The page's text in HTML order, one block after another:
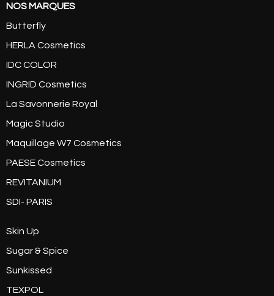
NOS MARQUES
Butterfly
HERLA Cosmetics
IDC COLOR
INGRID Cosmetics
La Savonnerie Royal
Magic Studio
Maquillage W7 Cosmetics
PAESE Cosmetics
REVITANIUM
SDI- PARIS
Skin Up
Sugar & Spice
Sunkissed
TEXPOL